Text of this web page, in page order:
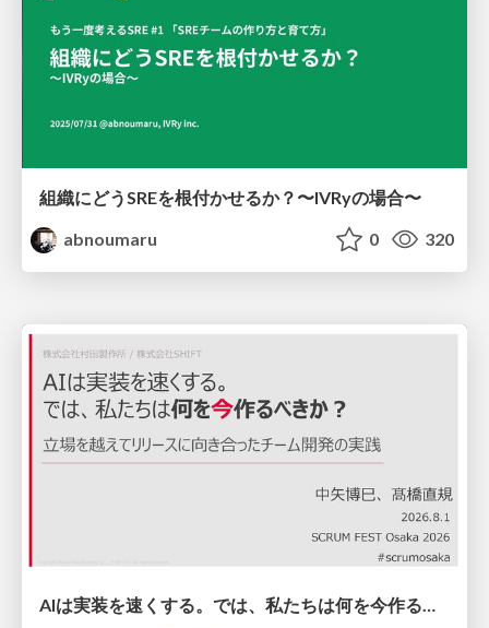
組織にどうSREを根付かせるか？〜IVRyの場合〜
abnoumaru
0 320